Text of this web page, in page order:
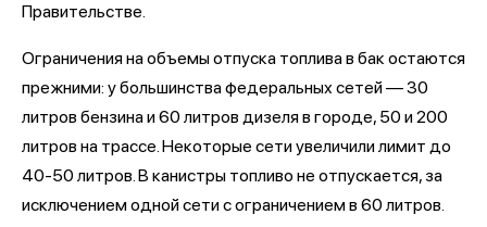
Правительстве.
Ограничения на объемы отпуска топлива в бак остаются
прежними: у большинства федеральных сетей — 30
литров бензина и 60 литров дизеля в городе, 50 и 200
литров на трассе. Некоторые сети увеличили лимит до
40-50 литров. В канистры топливо не отпускается, за
исключением одной сети с ограничением в 60 литров.